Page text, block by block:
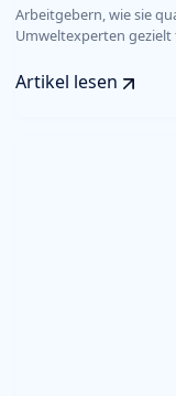
Arbeitgebern, wie sie
Umweltexperten
Artikel lesen